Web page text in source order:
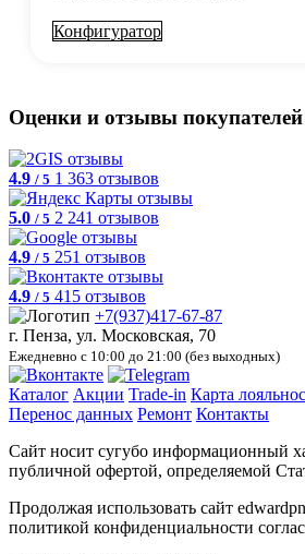
Конфигуратор
Оценки и отзывы покупателей
4.9 / 5 1 363 отзывов
5.0 / 5 2 241 отзывов
4.9 / 5 251 отзывов
4.9 / 5 415 отзывов
+7(937)417-67-87
г. Пенза, ул. Московская, 70
Ежедневно с 10:00 до 21:00 (без выходных)
Каталог Акции Trade-in Карта
Перенос данных Ремонт Контакты
Сайт носит сугубо информационный
публичной офертой, определяемой
Продолжая использовать сайт
политикой конфиденциальности